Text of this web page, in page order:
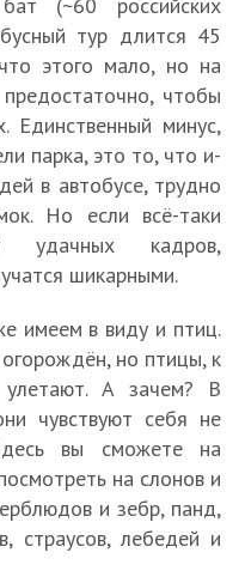
тур длится 45
этого мало, но на
чтобы
Единственный минус,
парка, это то, что и-
в автобусе, трудно
Но если всё-таки
удачных кадров,
шикарными.
имеем в виду и птиц.
но птицы, к
А зачем? В
чувствуют себя не
вы сможете на
на слонов и
и зебр, панд,
страусов, лебедей и